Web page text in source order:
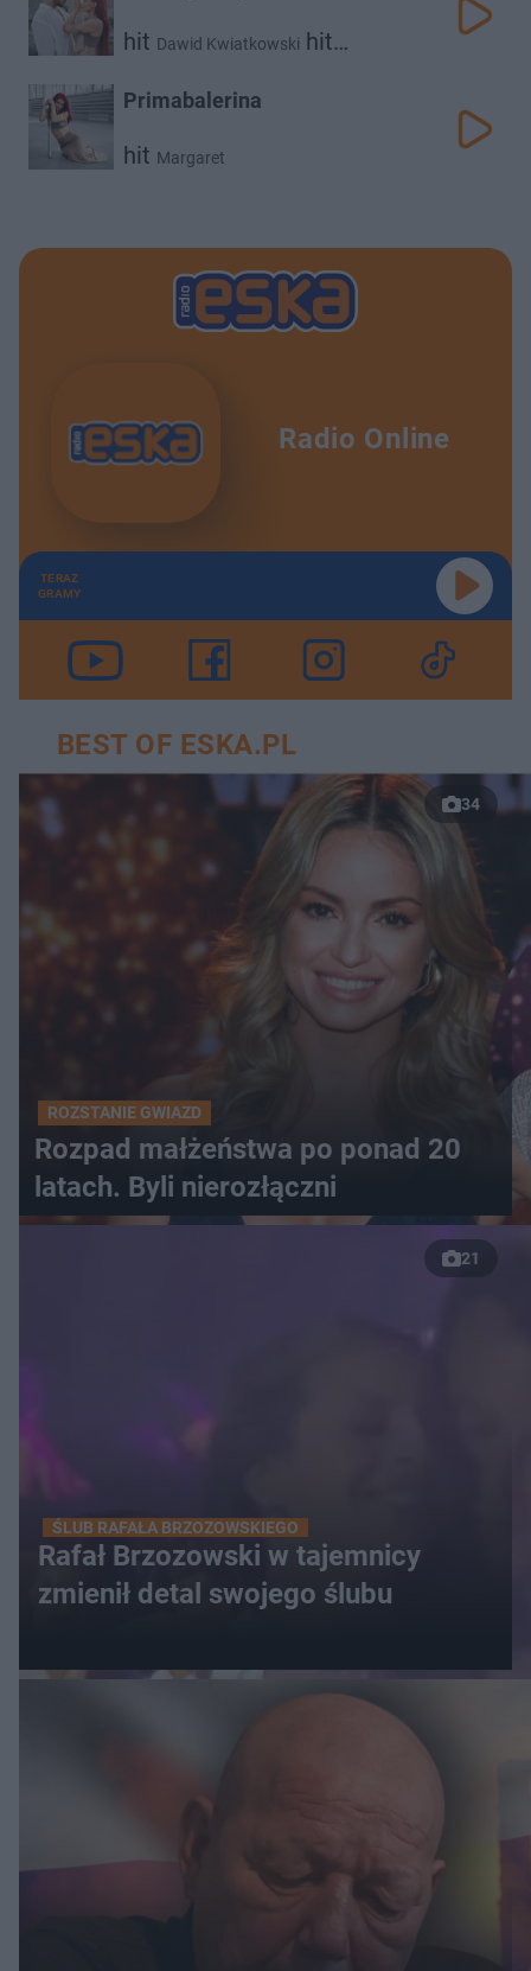
hit Dawid Kwiatkowski hit
Primabalerina
hit Margaret
Radio Online
TERAZ
GRAMY
BEST OF ESKA.PL
34
ROZSTANIE GWIAZD
Rozpad małżeństwa po ponad 20
latach. Byli nierozłączni
21
ŚLUB RAFAŁA BRZOZOWSKIEGO
Rafał Brzozowski w tajemnicy
zmienił detal swojego ślubu